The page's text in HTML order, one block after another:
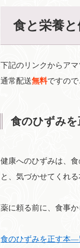
食と栄養
下記のリンクからアマ
通常配送無料ですので
食のひずみを
健康へのひずみは、食
と、気づかせてくれる
薬に頼る前に、食事
食のひずみを正す本―